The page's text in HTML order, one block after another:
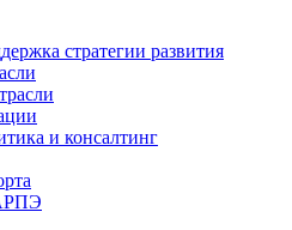
стратегии развития
и консалтинг